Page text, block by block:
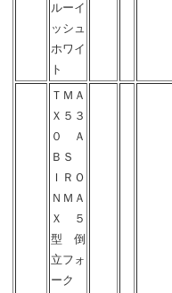
ルーイ
ッシュ
ホワイ
ト
ＴＭＡ
Ｘ５３
０ Ａ
ＢＳ
ＩＲＯ
ＮＭＡ
Ｘ ５
型 倒
立フォ
ーク